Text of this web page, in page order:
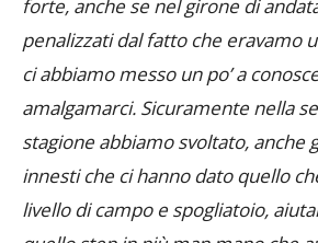
penalizzati dal fatto che eravamo
ci abbiamo messo un po’ a
amalgamarci. Sicuramente nella
stagione abbiamo svoltato, anche
innesti che ci hanno dato quello
livello di campo e spogliatoio,
quello step in più man mano che